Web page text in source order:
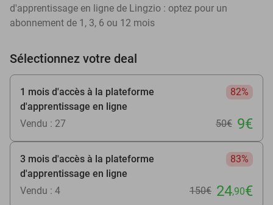
d'apprentissage en ligne de Lingzio : optez pour un
abonnement de 1, 3, 6 ou 12 mois
Sélectionnez votre deal
1 mois d'accès à la plateforme
d'apprentissage en ligne
82%
Vendu : 27 50€ 9€
3 mois d'accès à la plateforme
d'apprentissage en ligne
83%
Vendu : 4 150€ 24,90€